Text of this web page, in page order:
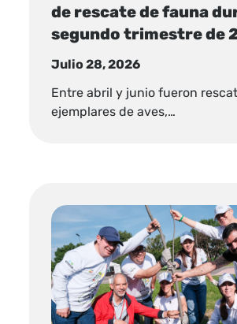
de rescate de fauna
segundo trimestre de
Julio 28, 2026
Entre abril y junio fueron
ejemplares de aves,…